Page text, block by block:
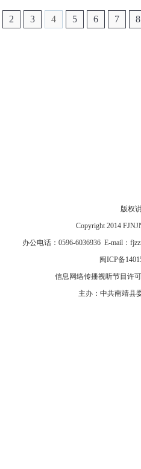
2 3 4 5 6 7 8
版权
Copyright 2014
办公电话：0596-6036936 E-mail：
闽ICP备
信息网络传播视听节目许
主办：中共南靖县